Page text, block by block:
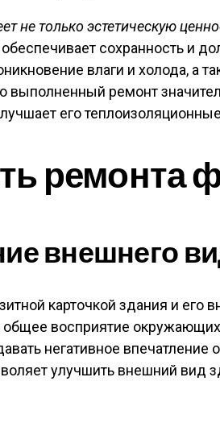
не только эстетическую
сохранность и
влаги и холода, а
выполненный ремонт
его
ремонта
внешнего
карточкой здания и его
восприятие
негативное впечатление
улучшить внешний вид